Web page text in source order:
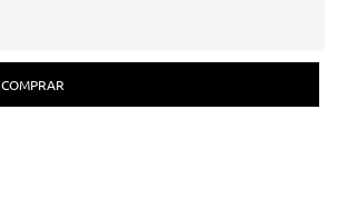
COMPRAR